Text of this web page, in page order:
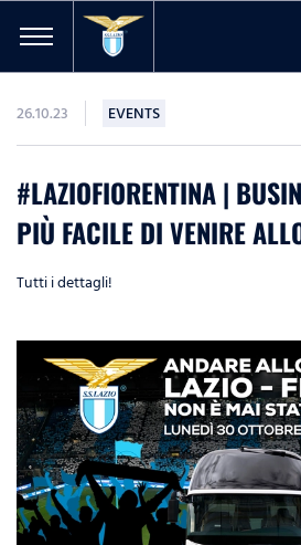
26.10.23 EVENTS
#LAZIOFIORENTINA |
PIÙ FACILE DI VENIRE
Tutti i dettagli!